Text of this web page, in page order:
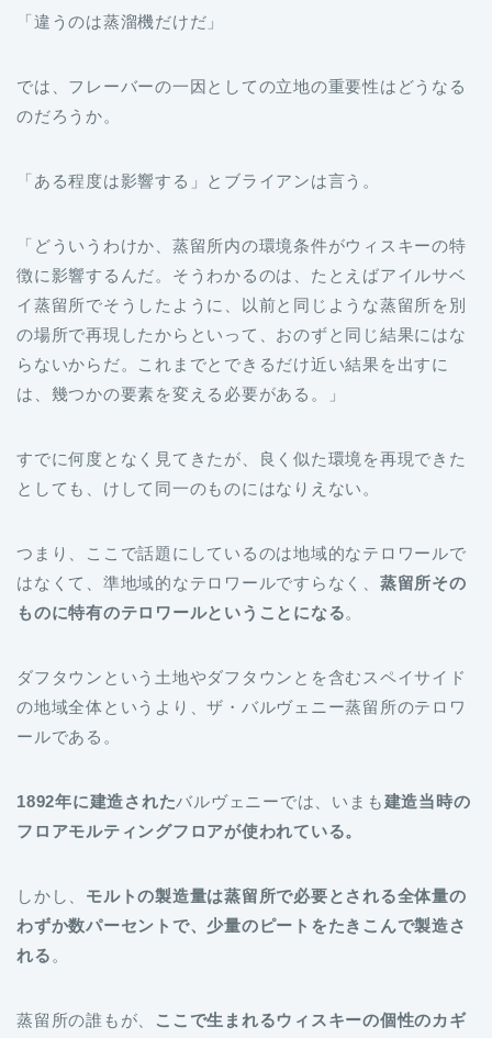
「違うのは蒸溜機だけだ」
では、フレーバーの一因としての立地の重要性はどうなる
のだろうか。
「ある程度は影響する」とブライアンは言う。
「どういうわけか、蒸留所内の環境条件がウィスキーの特
徴に影響するんだ。そうわかるのは、たとえばアイルサベ
イ蒸留所でそうしたように、以前と同じような蒸留所を別
の場所で再現したからといって、おのずと同じ結果にはな
らないからだ。これまでとできるだけ近い結果を出すに
は、幾つかの要素を変える必要がある。」
すでに何度となく見てきたが、良く似た環境を再現できた
としても、けして同一のものにはなりえない。
つまり、ここで話題にしているのは地域的なテロワールで
はなくて、準地域的なテロワールですらなく、 蒸留所その
ものに特有のテロワールということになる。
ダフタウンという土地やダフタウンとを含むスペイサイド
の地域全体というより、ザ・バルヴェニー蒸留所のテロワ
ールである。
1892年に建造されたバルヴェニーでは、いまも建造当時の
フロアモルティングフロアが使われている。
しかし、 モルトの製造量は蒸留所で必要とされる全体量の
わずか数パーセントで、少量のピートをたきこんで製造さ
れる 。
蒸留所の誰もが、
ここで生まれるウィスキーの個性のカギ